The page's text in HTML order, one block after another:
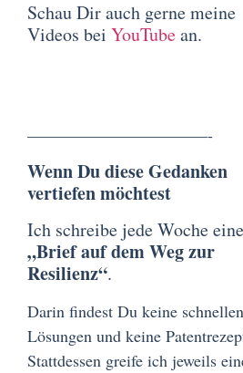
Schau Dir auch gerne meine
Videos bei YouTubean.
———————————-
Wenn Du diese Gedanken
vertiefen möchtest
Ich schreibe jede Woche
„Brief auf dem Weg zur
Resilienz“.
Darin findest Du keine schnellen
Lösungen und keine
Stattdessen greife ich jeweils